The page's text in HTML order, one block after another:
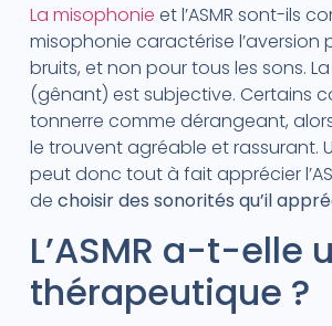
La misophonie et l’ASMR sont-ils
misophonie caractérise l’aversion
bruits, et non pour tous les sons.
(gênant) est subjective. Certains
tonnerre comme dérangeant,
le trouvent agréable et rassurant.
peut donc tout à fait apprécier
de choisir des sonorités qu’il
L’ASMR a-t-elle
thérapeutique ?